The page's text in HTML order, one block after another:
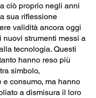
ciò proprio negli anni
sua riflessione
validità ancora oggi
nuovi strumenti messi a
tecnologia. Questi
hanno reso più
simbolo,
consumo, ma hanno
a dismisura il loro